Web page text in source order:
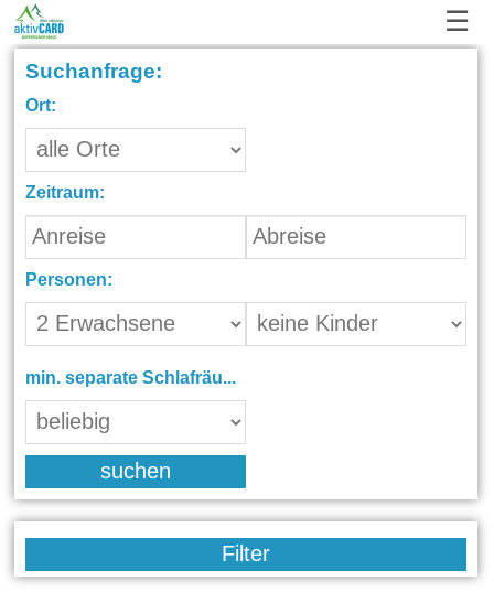
☰
Suchanfrage:
Ort:
Zeitraum:
Personen:
min. separate Schlafräume:
suchen
Filter